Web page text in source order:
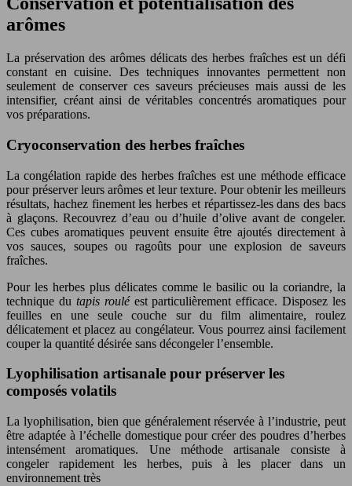
arômes
La préservation des arômes délicats des herbes fraîches est un défi
constant en cuisine. Des techniques innovantes permettent non
seulement de conserver ces saveurs précieuses mais aussi de les
intensifier, créant ainsi de véritables concentrés aromatiques pour
vos préparations.
Cryoconservation des herbes fraîches
La congélation rapide des herbes fraîches est une méthode efficace
pour préserver leurs arômes et leur texture. Pour obtenir les meilleurs
résultats, hachez finement les herbes et répartissez-les dans des bacs
à glaçons. Recouvrez d’eau ou d’huile d’olive avant de congeler.
Ces cubes aromatiques peuvent ensuite être ajoutés directement à
vos sauces, soupes ou ragoûts pour une explosion de saveurs
fraîches.
Pour les herbes plus délicates comme le basilic ou la coriandre, la
technique du tapis roulé est particulièrement efficace. Disposez les
feuilles en une seule couche sur du film alimentaire, roulez
délicatement et placez au congélateur. Vous pourrez ainsi facilement
couper la quantité désirée sans décongeler l’ensemble.
Lyophilisation artisanale pour préserver les
composés volatils
La lyophilisation, bien que généralement réservée à l’industrie, peut
être adaptée à l’échelle domestique pour créer des poudres d’herbes
intensément aromatiques. Une méthode artisanale consiste à
congeler rapidement les herbes, puis à les placer dans un
environnement très